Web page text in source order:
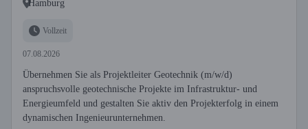
Hamburg
Vollzeit
07.08.2026
Übernehmen Sie als Projektleiter Geotechnik (m/w/d)
anspruchsvolle geotechnische Projekte im Infrastruktur- und
Energieumfeld und gestalten Sie aktiv den Projekterfolg in einem
dynamischen Ingenieurunternehmen.